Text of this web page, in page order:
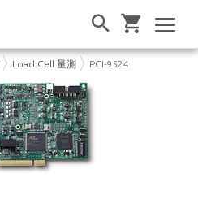
Load Cell 量測 PCI-9524